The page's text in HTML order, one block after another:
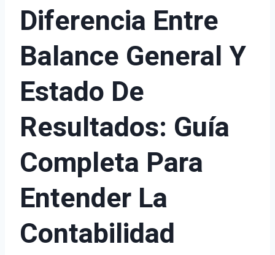
Diferencia Entre
Balance General Y
Estado De
Resultados: Guía
Completa Para
Entender La
Contabilidad